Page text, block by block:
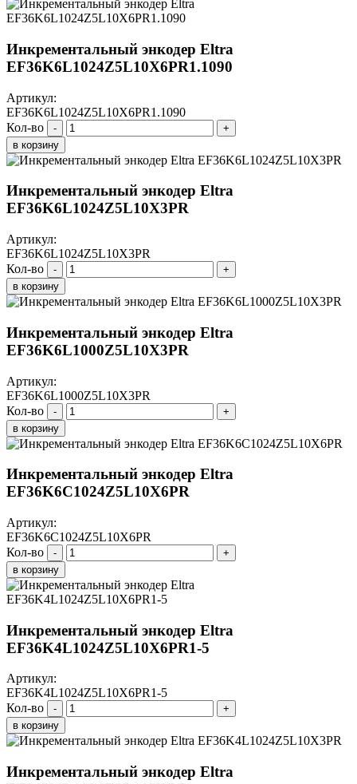
Инкрементальный энкодер Eltra
EF36K6L1024Z5L10X6PR1.1090
Артикул:
EF36K6L1024Z5L10X6PR1.1090
Кол-во
-
+
в корзину
Инкрементальный энкодер Eltra
EF36K6L1024Z5L10X3PR
Артикул:
EF36K6L1024Z5L10X3PR
Кол-во
-
+
в корзину
Инкрементальный энкодер Eltra
EF36K6L1000Z5L10X3PR
Артикул:
EF36K6L1000Z5L10X3PR
Кол-во
-
+
в корзину
Инкрементальный энкодер Eltra
EF36K6C1024Z5L10X6PR
Артикул:
EF36K6C1024Z5L10X6PR
Кол-во
-
+
в корзину
Инкрементальный энкодер Eltra
EF36K4L1024Z5L10X6PR1-5
Артикул:
EF36K4L1024Z5L10X6PR1-5
Кол-во
-
+
в корзину
Инкрементальный энкодер Eltra